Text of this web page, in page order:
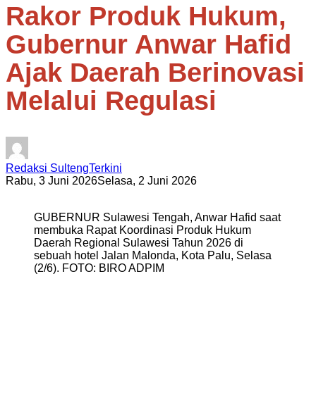
Rakor Produk Hukum,
Gubernur Anwar Hafid
Ajak Daerah Berinovasi
Melalui Regulasi
Redaksi SultengTerkini
Rabu, 3 Juni 2026Selasa, 2 Juni 2026
GUBERNUR Sulawesi Tengah, Anwar Hafid saat
membuka Rapat Koordinasi Produk Hukum
Daerah Regional Sulawesi Tahun 2026 di
sebuah hotel Jalan Malonda, Kota Palu, Selasa
(2/6). FOTO: BIRO ADPIM